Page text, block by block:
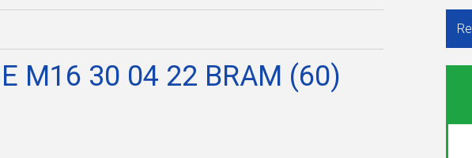
M16 30 04 22 BRAM (60)
pour
: